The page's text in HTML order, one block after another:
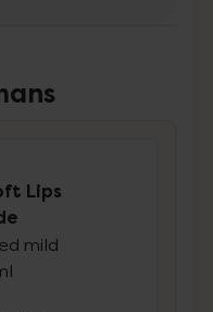
Lips
mild